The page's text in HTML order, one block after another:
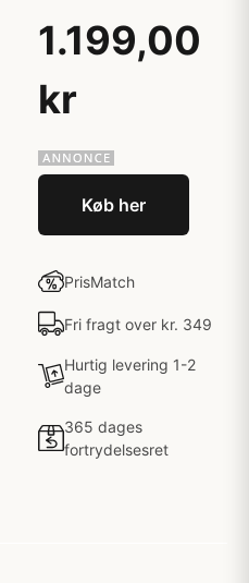
1.199,00
kr
Køb her
PrisMatch
Fri fragt over kr. 349
Hurtig levering 1-2
dage
365 dages
fortrydelsesret